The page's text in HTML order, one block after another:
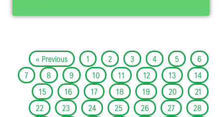
« Previous 1 2 3 4 5
6
7
8 9 10 11 12 13
14
15
16 17 18 19 20
21
22
23 24 25 26 27
28